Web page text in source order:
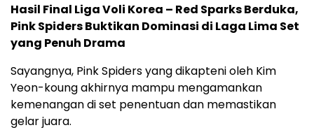
Hasil Final Liga Voli Korea – Red Sparks Berduka,
Pink Spiders Buktikan Dominasi di Laga Lima Set
yang Penuh Drama
Sayangnya, Pink Spiders yang dikapteni oleh Kim
Yeon-koung akhirnya mampu mengamankan
kemenangan di set penentuan dan memastikan
gelar juara.